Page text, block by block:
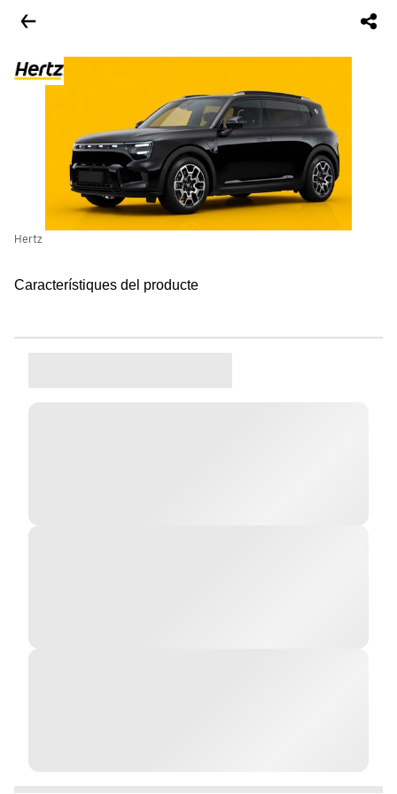
Hertz
Característiques del producte